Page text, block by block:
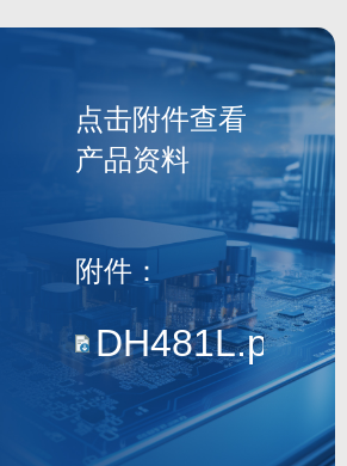
点击附件查看
产品资料
附件：
DH481L.pdf